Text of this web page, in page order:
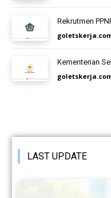
Rekrutmen
Kementerian
LAST UPDATE